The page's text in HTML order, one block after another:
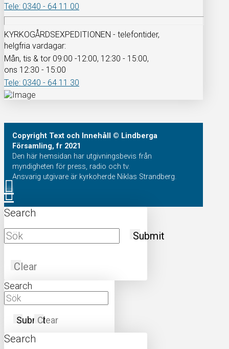
Tele: 0340 - 64 11 00
KYRKOGÅRDSEXPEDITIONEN - telefontider,
helgfria vardagar:
Mån, tis & tor 09:00 -12:00, 12:30 - 15:00,
ons 12:30 - 15:00
Tele: 0340 - 64 11 30
Copyright Text och Innehåll
© Lindberga
Församling, fr 2021
Den här hemsidan har utgivningsbevis från
myndigheten för press, radio och tv.
Ansvarig utgivare är kyrkoherde Niklas Strandberg.
Search
Submit
Clear
Search
SubmitClear
Search